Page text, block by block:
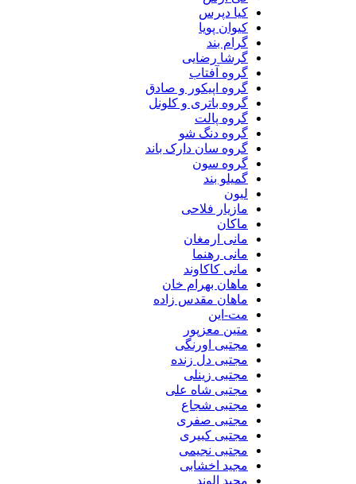
کیا دپرس
کیوان پویا
گرام بند
گرشا رضایی
گروه آفتاب
گروه اپیکور و صادق
گروه باتری و کلونل
گروه پالت
گروه دنگ شو
گروه سان دارک باند
گروه سون
گمیلو بند
لیون
مازیار فلاحی
ماکان
مانی ارمغان
مانی رهنما
مانی کاکاوند
ماهان بهرام خان
ماهان مقدس زاده
مت-این
متین معزپور
مجتبی اورنگی
مجتبی دل زنده
مجتبی زینلی
مجتبی شاه علی
مجتبی شجاع
مجتبی صفری
مجتبی کبیری
مجتبی نجیمی
مجید اخشابی
مجید الوند‎